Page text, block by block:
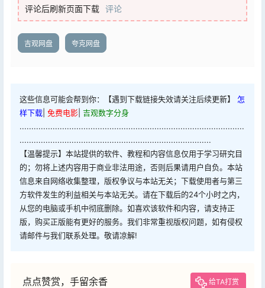
评论后刷新页面下载 评论
吉观网盘 夸克网盘
这些信息可能会帮到你：【遇到下载链接失效请关注后续更新】 怎
样下载 免费电影 吉观数字分身
...............................................................................................
.................................................................................
【温馨提示】本站提供的软件、教程和内容信息仅用于学习研究目
的；勿将上述内容用于商业非法用途，否则后果请用户自负。本站
信息来自网络收集整理，版权争议与本站无关；下载使用者与第三
方软件发生的利益相关与本站无关。请在下载后的24个小时之内，
从您的电脑或手机中彻底删除。如喜欢该软件和内容，请支持正
版，购买正版能有更好的服务。我们非常重视版权问题，如有侵权
请邮件与我们联系处理。敬请凉解!
点点赞赏，手留余香 给TA打赏